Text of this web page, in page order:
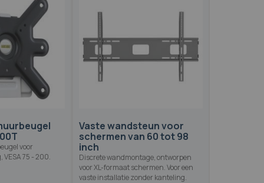
voor
75 - 200.
Vaste wandsteun voor
schermen van 60 tot 98
inch
Discrete wandmontage, ontworpen
voor XL-formaat schermen. Voor een
vaste installatie zonder kanteling.